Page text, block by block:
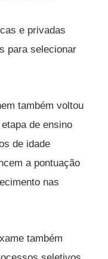
e privadas
para selecionar
também voltou
de ensino
de idade
a pontuação
nas
também